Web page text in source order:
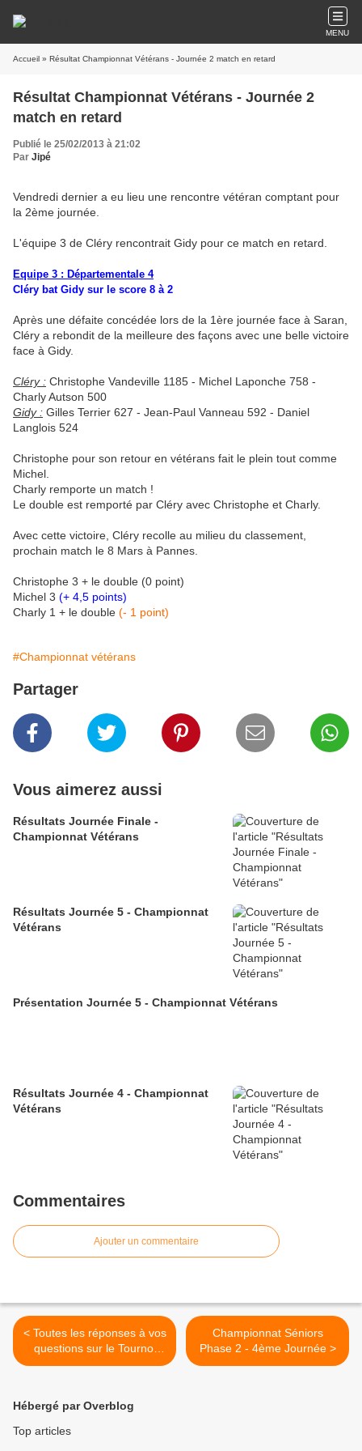
MENU
Accueil » Résultat Championnat Vétérans - Journée 2 match en retard
Résultat Championnat Vétérans - Journée 2
match en retard
Publié le 25/02/2013 à 21:02
Par Jipé
Vendredi dernier a eu lieu une rencontre vétéran comptant pour
la 2ème journée.
L'équipe 3 de Cléry rencontrait Gidy pour ce match en retard.
Equipe 3 : Départementale 4
Cléry bat Gidy sur le score 8 à 2
Après une défaite concédée lors de la 1ère journée face à Saran,
Cléry a rebondit de la meilleure des façons avec une belle victoire
face à Gidy.
Cléry : Christophe Vandeville 1185 - Michel Laponche 758 -
Charly Autson 500
Gidy : Gilles Terrier 627 - Jean-Paul Vanneau 592 - Daniel
Langlois 524
Christophe pour son retour en vétérans fait le plein tout comme
Michel.
Charly remporte un match !
Le double est remporté par Cléry avec Christophe et Charly.
Avec cette victoire, Cléry recolle au milieu du classement,
prochain match le 8 Mars à Pannes.
Christophe 3 + le double (0 point)
Michel 3 (+ 4,5 points)
Charly 1 + le double (- 1 point)
#Championnat vétérans
Partager
Vous aimerez aussi
Résultats Journée Finale -
Championnat Vétérans
Résultats Journée 5 - Championnat
Vétérans
Présentation Journée 5 - Championnat Vétérans
Résultats Journée 4 - Championnat
Vétérans
Commentaires
Ajouter un commentaire
< Toutes les réponses à vos
questions sur le Tournoi
2013
Championnat Séniors
Phase 2 - 4ème Journée >
Hébergé par Overblog
Top articles